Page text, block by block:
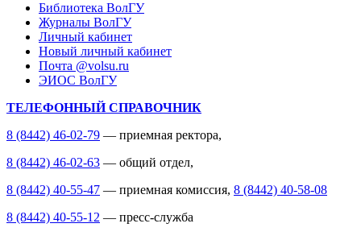
Библиотека ВолГУ
Журналы ВолГУ
Личный кабинет
Новый личный кабинет
Почта @volsu.ru
ЭИОС ВолГУ
ТЕЛЕФОННЫЙ СПРАВОЧНИК
8 (8442) 46-02-79 — приемная ректора,
8 (8442) 46-02-63 — общий отдел,
8 (8442) 40-55-47 — приемная комиссия, 8 (8442) 40-58-08
8 (8442) 40-55-12 — пресс-служба